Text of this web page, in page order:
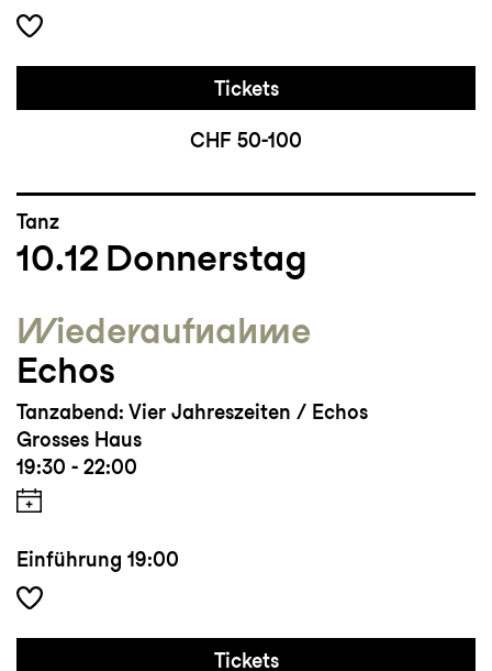
Tickets
CHF 50-100
Tanz
10.12 Donnerstag
Wieder­aufnahme
Echos
Tanzabend: Vier Jahreszeiten / Echos
Grosses Haus
19:30 - 22:00
Einführung 19:00
Tickets